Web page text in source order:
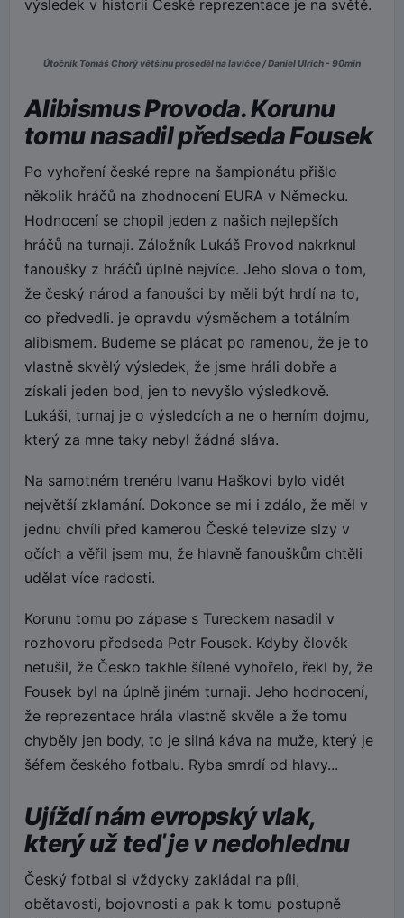
výsledek v historii České reprezentace je na světě.
Útočník Tomáš Chorý většinu proseděl na lavičce / Daniel Ulrich - 90min
Alibismus Provoda. Korunu
tomu nasadil předseda Fousek
Po vyhoření české repre na šampionátu přišlo
několik hráčů na zhodnocení EURA v Německu.
Hodnocení se chopil jeden z našich nejlepších
hráčů na turnaji. Záložník Lukáš Provod nakrknul
fanoušky z hráčů úplně nejvíce. Jeho slova o tom,
že český národ a fanoušci by měli být hrdí na to,
co předvedli. je opravdu výsměchem a totálním
alibismem. Budeme se plácat po ramenou, že je to
vlastně skvělý výsledek, že jsme hráli dobře a
získali jeden bod, jen to nevyšlo výsledkově.
Lukáši, turnaj je o výsledcích a ne o herním dojmu,
který za mne taky nebyl žádná sláva.
Na samotném trenéru Ivanu Haškovi bylo vidět
největší zklamání. Dokonce se mi i zdálo, že měl v
jednu chvíli před kamerou České televize slzy v
očích a věřil jsem mu, že hlavně fanouškům chtěli
udělat více radosti.
Korunu tomu po zápase s Tureckem nasadil v
rozhovoru předseda Petr Fousek. Kdyby člověk
netušil, že Česko takhle šíleně vyhořelo, řekl by, že
Fousek byl na úplně jiném turnaji. Jeho hodnocení,
že reprezentace hrála vlastně skvěle a že tomu
chyběly jen body, to je silná káva na muže, který je
šéfem českého fotbalu. Ryba smrdí od hlavy...
Ujíždí nám evropský vlak,
který už teď je v nedohlednu
Český fotbal si vždycky zakládal na píli,
obětavosti, bojovnosti a pak k tomu postupně